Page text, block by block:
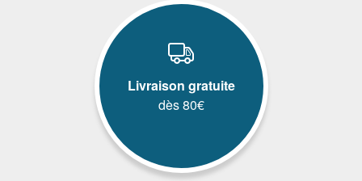
Livraison gratuite
dès 80€